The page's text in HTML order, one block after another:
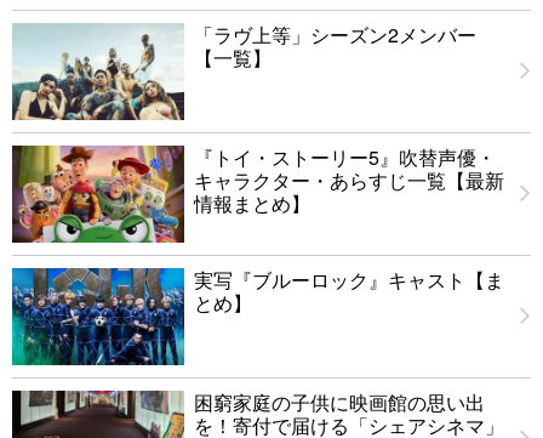
「ラヴ上等」シーズン2メンバー
【一覧】
『トイ・ストーリー5』吹替声優・
キャラクター・あらすじ一覧【最新
情報まとめ】
実写『ブルーロック』キャスト【ま
とめ】
困窮家庭の子供に映画館の思い出
を！寄付で届ける「シェアシネマ」